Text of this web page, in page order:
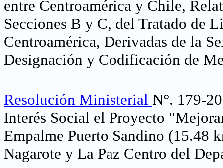
entre Centroamérica y Chile,
Secciones B y C, del Tratado de
Centroamérica, Derivadas de la
Designación y Codificación de
Resolución Ministerial N°. 179-
Interés Social el Proyecto
Empalme Puerto Sandino (15.48
Nagarote y La Paz Centro del